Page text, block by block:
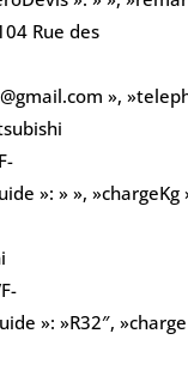
Rue des
»,
»: » », »chargeKg
»: »R32″,